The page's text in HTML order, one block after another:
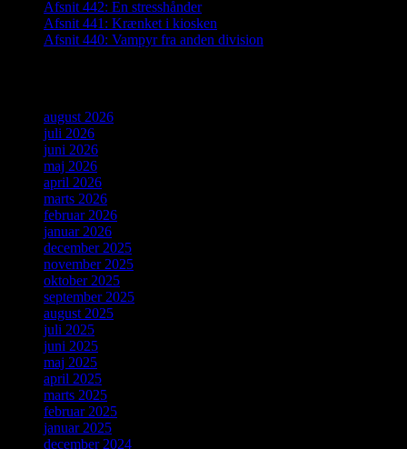
Afsnit 442: En stresshånder
Afsnit 441: Krænket i kiosken
Afsnit 440: Vampyr fra anden division
august 2026
juli 2026
juni 2026
maj 2026
april 2026
marts 2026
februar 2026
januar 2026
december 2025
november 2025
oktober 2025
september 2025
august 2025
juli 2025
juni 2025
maj 2025
april 2025
marts 2025
februar 2025
januar 2025
december 2024